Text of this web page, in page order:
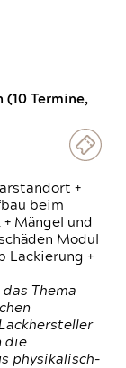
(10 Termine,
+
beim
Mängel und
Modul
Lackierung +
Thema
die
physikalisch-